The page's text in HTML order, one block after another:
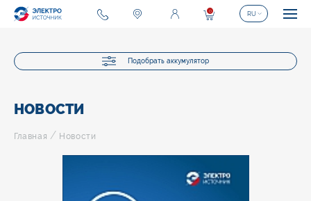
Подобрать аккумулятор
НОВОСТИ
Главная / Новости
0 RU